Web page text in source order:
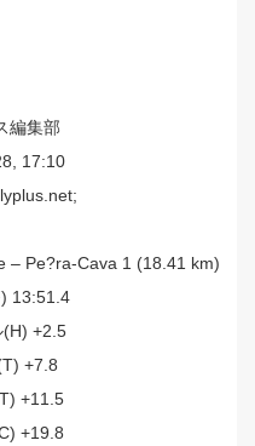
編集部
17:10
– Pe?ra-Cava 1 (18.41 km)
13:51.4
(H) +2.5
+7.8
+11.5
+19.8